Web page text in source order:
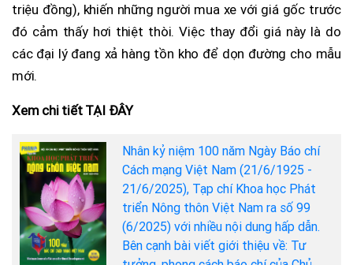
triệu đồng), khiến những người mua xe với giá gốc trước
đó cảm thấy hơi thiệt thòi. Việc thay đổi giá này là do
các đại lý đang xả hàng tồn kho để dọn đường cho mẫu
mới.
Xem chi tiết TẠI ĐÂY
Nhân kỷ niệm 100 năm Ngày Báo chí
Cách mạng Việt Nam (21/6/1925 -
21/6/2025), Tạp chí Khoa học Phát
triển Nông thôn Việt Nam ra số 99
(6/2025) với nhiều nội dung hấp dẫn.
Bên cạnh bài viết giới thiệu về: Tư